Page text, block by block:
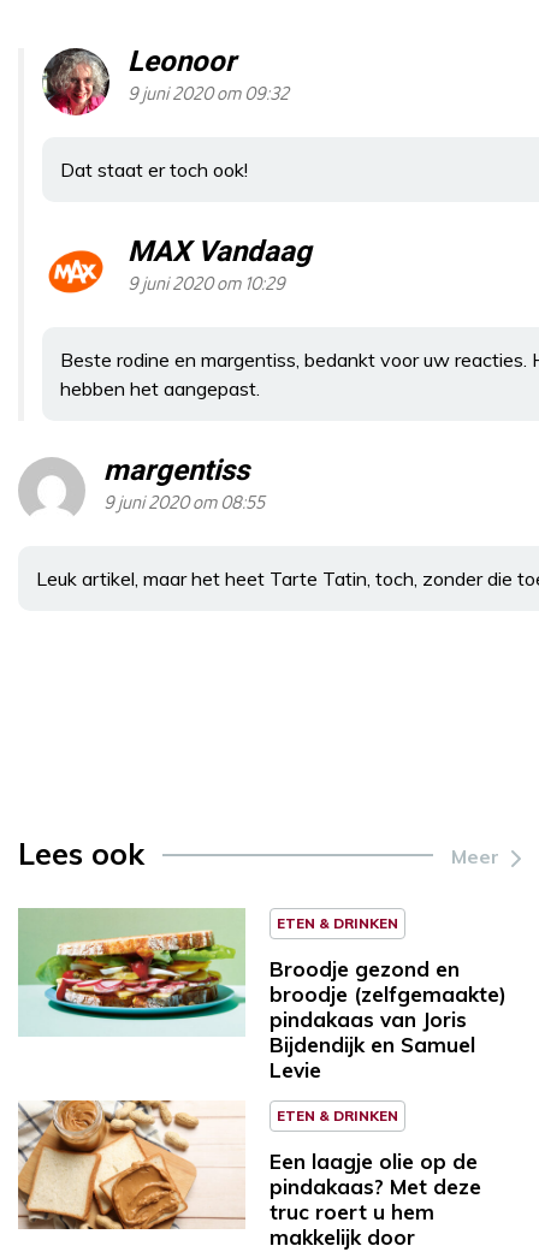
Leonoor
9 juni 2020 om 09:32
Dat staat er toch ook!
MAX Vandaag
9 juni 2020 om 10:29
Beste rodine en margentiss, bedankt voor uw
hebben het aangepast.
margentiss
9 juni 2020 om 08:55
Leuk artikel, maar het heet Tarte Tatin, toch, zonder die
Lees ook Meer
ETEN & DRINKEN
Broodje gezond en
broodje (zelfgemaakte)
pindakaas van Joris
Bijdendijk en Samuel
Levie
ETEN & DRINKEN
Een laagje olie op de
pindakaas? Met deze
truc roert u hem
makkelijk door